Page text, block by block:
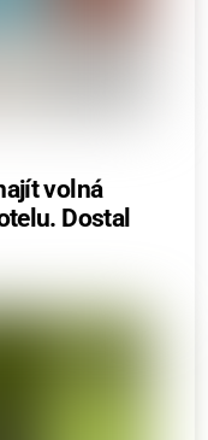
volná
Dostal